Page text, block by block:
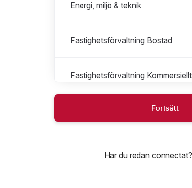
Energi, miljö & teknik
Fastighetsförvaltning Bostad
Fastighetsförvaltning Kommersiellt
Fortsätt
Har du redan connectat?